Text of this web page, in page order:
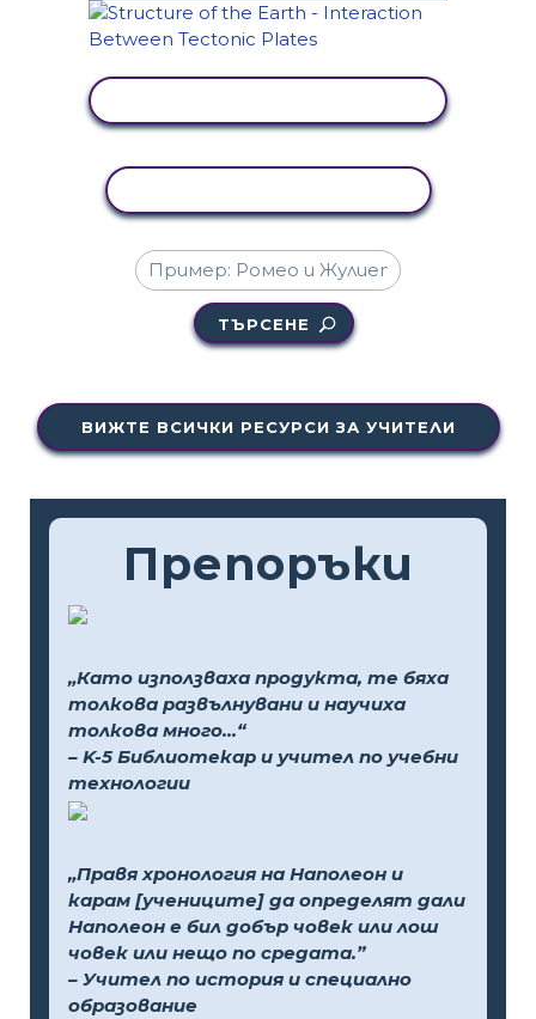
ТЪРСЕНЕ
ВИЖТЕ ВСИЧКИ РЕСУРСИ ЗА УЧИТЕЛИ
Препоръки
„Като използваха продукта, те бяха
толкова развълнувани и научиха
толкова много...“
– K-5 Библиотекар и учител по учебни
технологии
„Правя хронология на Наполеон и
карам [учениците] да определят дали
Наполеон е бил добър човек или лош
човек или нещо по средата.”
– Учител по история и специално
образование